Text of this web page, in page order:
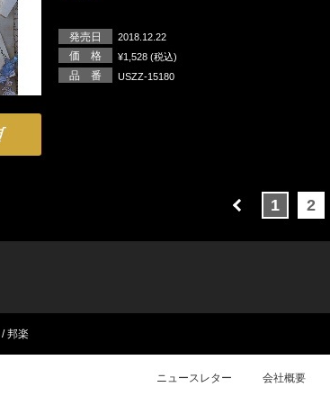
発売日 2018.12.22
価 格 ¥1,528 (税込)
品 番 USZZ-15180
1 2
邦楽
ニュースレター 会社概要